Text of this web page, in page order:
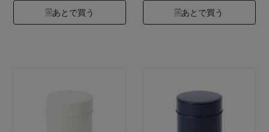
あとで買う あとで買う